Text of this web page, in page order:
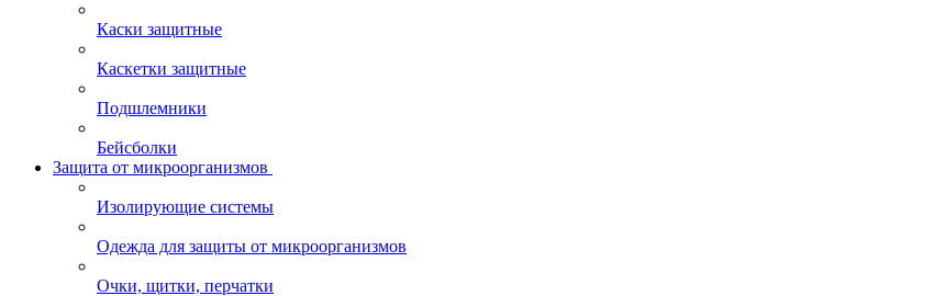
Каски защитные
Каскетки защитные
Подшлемники
Бейсболки
Защита от микроорганизмов
Изолирующие системы
Одежда для защиты от микроорганизмов
Очки, щитки, перчатки